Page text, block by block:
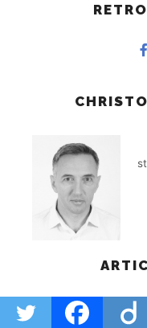
Lord Baden-Powell